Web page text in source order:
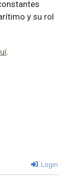
y su rol
.
Login